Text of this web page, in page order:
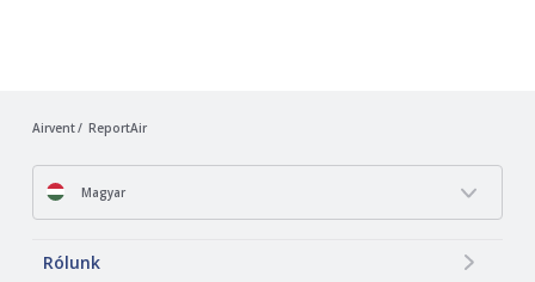
Airvent ReportAir
Magyar
Rólunk